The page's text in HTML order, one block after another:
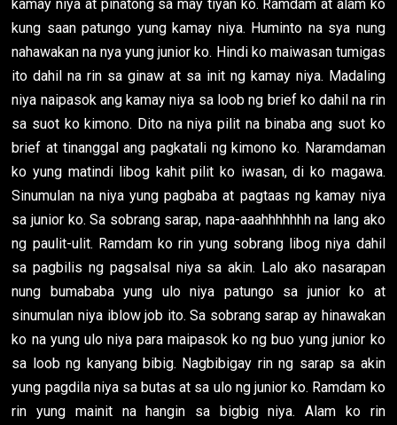
kamay niya at pinatong sa may tiyan ko. Ramdam at alam ko
kung saan patungo yung kamay niya. Huminto na sya nung
nahawakan na nya yung junior ko. Hindi ko maiwasan tumigas
ito dahil na rin sa ginaw at sa init ng kamay niya. Madaling
niya naipasok ang kamay niya sa loob ng brief ko dahil na rin
sa suot ko kimono. Dito na niya pilit na binaba ang suot ko
brief at tinanggal ang pagkatali ng kimono ko. Naramdaman
ko yung matindi libog kahit pilit ko iwasan, di ko magawa.
Sinumulan na niya yung pagbaba at pagtaas ng kamay niya
sa junior ko. Sa sobrang sarap, napa-aaahhhhhhh na lang ako
ng paulit-ulit. Ramdam ko rin yung sobrang libog niya dahil
sa pagbilis ng pagsalsal niya sa akin. Lalo ako nasarapan
nung bumababa yung ulo niya patungo sa junior ko at
sinumulan niya iblow job ito. Sa sobrang sarap ay hinawakan
ko na yung ulo niya para maipasok ko ng buo yung junior ko
sa loob ng kanyang bibig. Nagbibigay rin ng sarap sa akin
yung pagdila niya sa butas at sa ulo ng junior ko. Ramdam ko
rin yung mainit na hangin sa bigbig niya. Alam ko rin